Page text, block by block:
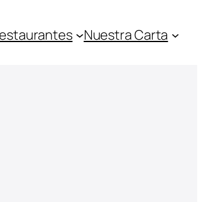
Nuestra Carta